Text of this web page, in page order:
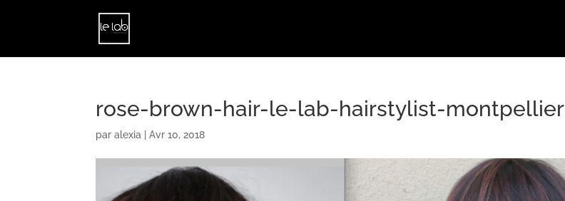
rose-brown-hair-le-lab-hairstylist-montpellier
paralexia |Avr 10, 2018